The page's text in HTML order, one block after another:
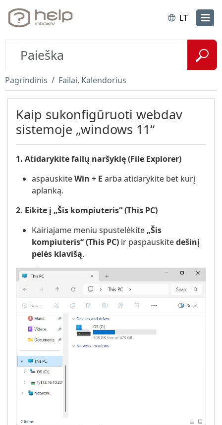
LT
Pagrindinis Failai, Kalendorius
Kaip sukonfigūruoti webdav
sistemoje „windows 11“
1. Atidarykite failų naršyklę (File Explorer)
aspauskiteWin + E arba atidarykite bet kurį
aplanką.
2. Eikite į „Šis kompiuteris“ (This PC)
Kairiajame meniu spustelėkite „Šis
kompiuteris“ (This PC) ir paspauskitedešinį
pelės klavišą.